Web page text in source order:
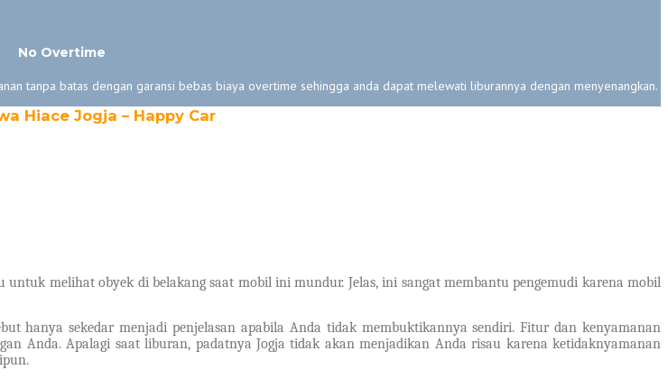
No Overtime
tanpa batas dengan garansi bebas biaya overtime sehingga anda dapat melewati liburannya dengan menyenangkan.
Hiace Jogja – Happy Car
melihat obyek di belakang saat mobil ini mundur. Jelas, ini sangat membantu pengemudi karena mobil
hanya sekedar menjadi penjelasan apabila Anda tidak membuktikannya sendiri. Fitur dan kenyamanan
Anda. Apalagi saat liburan, padatnya Jogja tidak akan menjadikan Anda risau karena ketidaknyamanan